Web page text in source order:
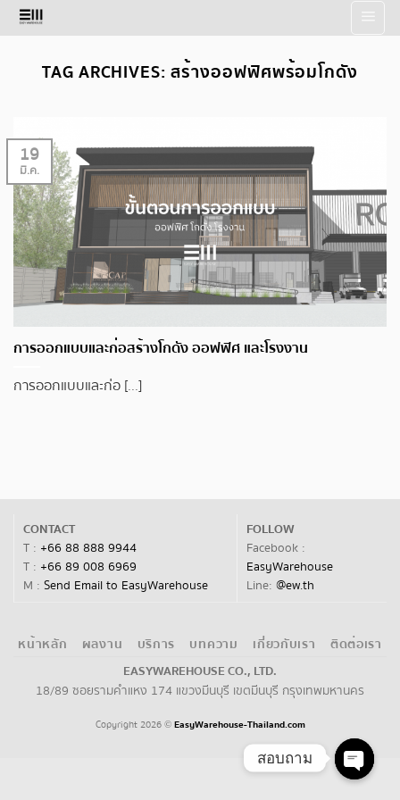
Skip
to
contentTAG ARCHIVES:สร้างออฟฟิศพร้อมโกดัง
การออกแบบและก่อสร้างโกดัง ออฟฟิศ และโรงงาน
การออกแบบและก่อ [...]
19
มี.ค.
CONTACT
T : +66 88 888 9944
T : +66 89 008 6969
M : Send Email to EasyWarehouse
FOLLOW
Facebook :
EasyWarehouse
Line: @ew.th
หน้าหลัก ผลงาน บริการ บทความ เกี่ยวกับเรา ติดต่อเรา
EASYWAREHOUSE CO., LTD.
18/89 ซอยรามคำแหง 174 แขวงมีนบุรี เขตมีนบุรี กรุงเทพมหานคร
Copyright 2026 © EasyWarehouse-Thailand.com
สอบถาม